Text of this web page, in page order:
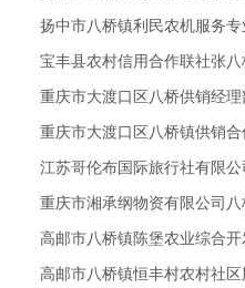
扬中市八桥镇利民农机服务专
宝丰县农村信用合作联社张八
重庆市大渡口区八桥供销经理
重庆市大渡口区八桥镇供销合
江苏哥伦布国际旅行社有限
重庆市湘承纲物资有限公司八
高邮市八桥镇陈堡农业综合
高邮市八桥镇恒丰村农村社